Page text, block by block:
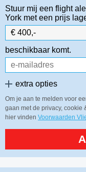
Stuur mij een flight
York met een prijs
beschikbaar komt.
extra opties
Om je aan te melden voor
gaan met de privacy, cookie
hier vinden Voorwaarden